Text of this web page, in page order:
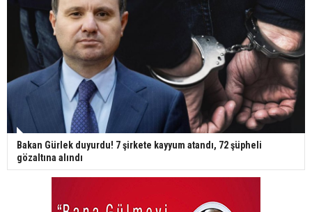
Bakan Gürlek duyurdu! 7 şirkete kayyum atandı, 72 şüpheli
gözaltına alındı